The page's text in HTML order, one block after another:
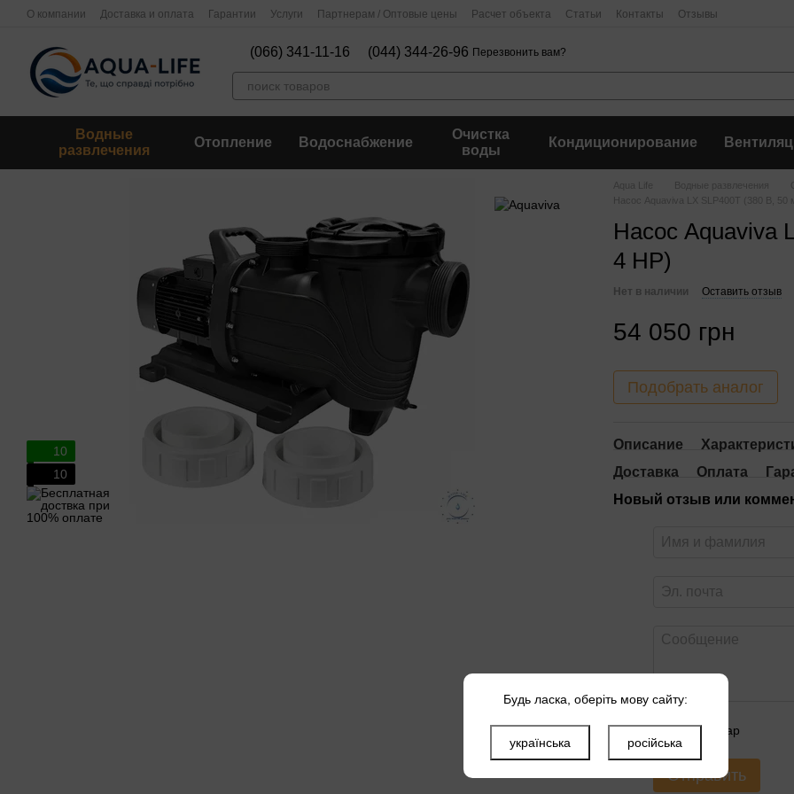
Перейти к основному контенту
О компании Доставка и оплата Гарантии Услуги Партнерам / Оптовые цены Расчет объекта Статьи Контакты Отзывы
(066) 341-11-16 (044) 344-26-96 Перезвонить вам?
Водные
развлечения
Отопление Водоснабжение
Очистка
воды
Кондиционирование
10
10
Aqua Life Водные развлечения
Насос Aquaviva LX SLP400T (380 В, 50
Насос Aquaviva
4 HP)
Нет в наличии Оставить отзыв
54 050 грн
Подобрать аналог
Описание
Доставка
Оплата
Новый отзыв или
Оцените товар
Отправить
Будь ласка, оберіть мову сайту:
українська російська